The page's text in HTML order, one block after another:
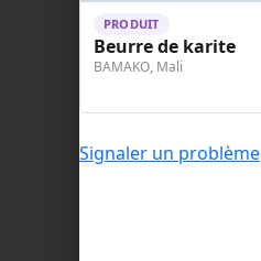
PRODUIT
Beurre de karite
BAMAKO, Mali
Signaler un problème